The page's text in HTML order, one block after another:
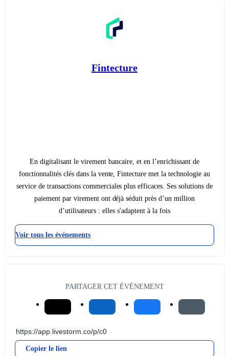
Fintecture
En digitalisant le virement bancaire, et en l’enrichissant de
fonctionnalités clés dans la vente, Fintecture met la technologie au
service de transactions commerciales plus efficaces. Ses solutions de
paiement par virement ont déjà séduit près d’un million
d’utilisateurs : elles s'adaptent à la fois
Voir tous les événements
PARTAGER CET ÉVÉNEMENT
Copier le lien